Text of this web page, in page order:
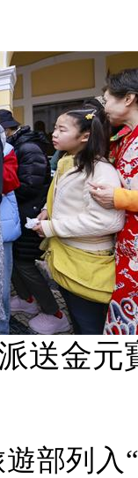
送金元
部列